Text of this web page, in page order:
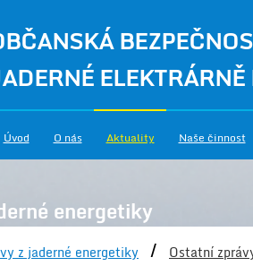
Úvod O nás Aktuality Naše činnost
energetiky
z jaderné energetiky / Ostatní